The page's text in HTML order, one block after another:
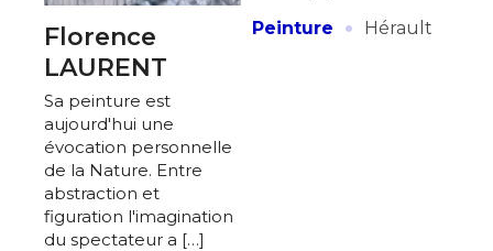
Florence
LAURENT
Sa peinture est
aujourd'hui une
évocation personnelle
de la Nature. Entre
abstraction et
figuration l'imagination
du spectateur a […]
Peinture
· Hérault